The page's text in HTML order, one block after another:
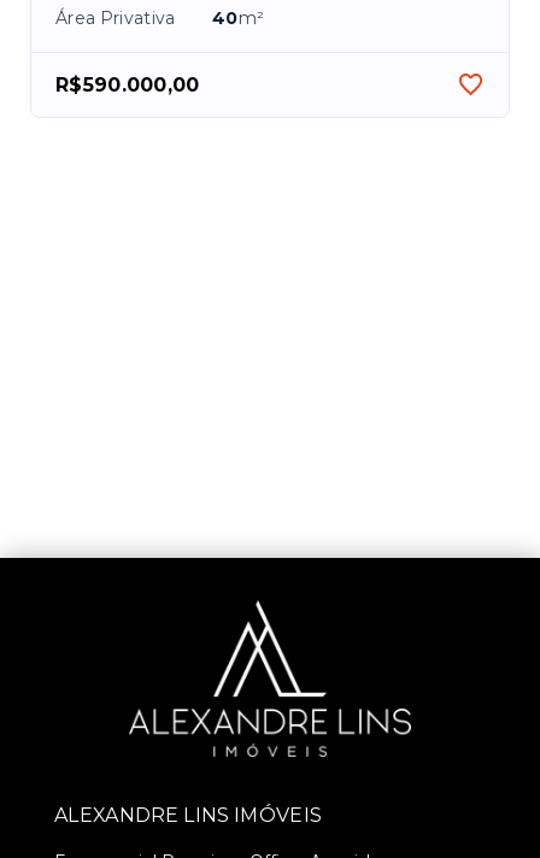
Área Privativa
40m²
R$590.000,00
ALEXANDRE LINS IMÓVEIS